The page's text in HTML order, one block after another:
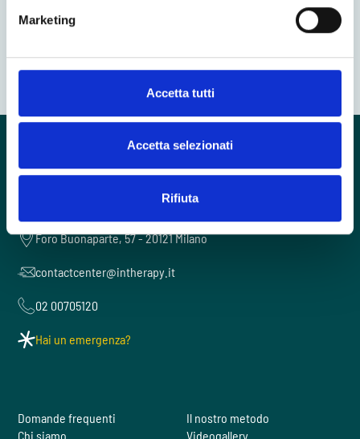
Marketing
Accetta tutti
Accetta selezionati
Rifiuta
per te.
Chiama ora Inizia ora
Foro Buonaparte, 57 - 20121 Milano
contactcenter@intherapy.it
02 00705120
Hai un emergenza?
Domande frequenti
Chi siamo
Il nostro metodo
Videogallery